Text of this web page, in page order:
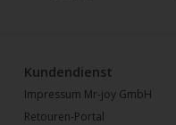
Kundendienst
Impressum Mr-joy GmbH
Retouren-Portal